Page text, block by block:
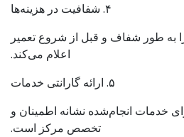
۴. شفافیت در هزینه‌ها
را به طور شفاف و قبل از شروع تعمیر
اعلام می‌کند.
۵. ارائه گارانتی خدمات
خدمات انجام‌شده نشانه اطمینان و
تخصص مرکز است.